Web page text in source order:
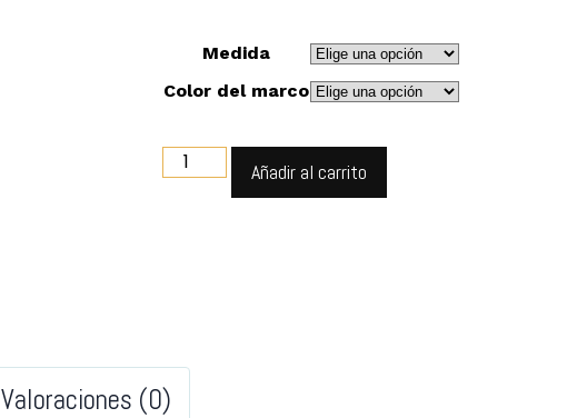
Medida
Color del marco
Añadir al carrito
Valoraciones (0)